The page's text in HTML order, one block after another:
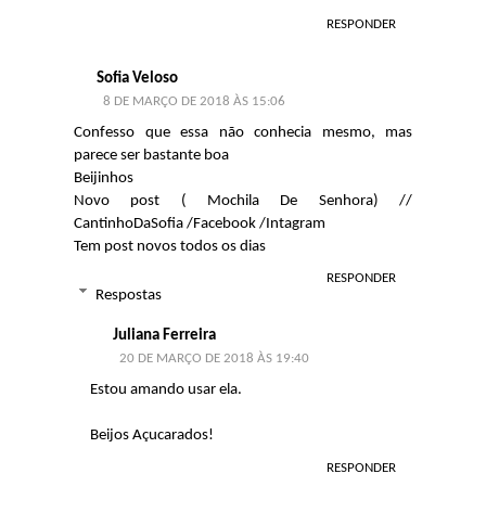
RESPONDER
Sofia Veloso
8 DE MARÇO DE 2018 ÀS 15:06
Confesso que essa não conhecia mesmo, mas
parece ser bastante boa
Beijinhos
Novo post ( Mochila De Senhora) //
CantinhoDaSofia /Facebook /Intagram
Tem post novos todos os dias
RESPONDER
Respostas
Juliana Ferreira
20 DE MARÇO DE 2018 ÀS 19:40
Estou amando usar ela.
Beijos Açucarados!
RESPONDER